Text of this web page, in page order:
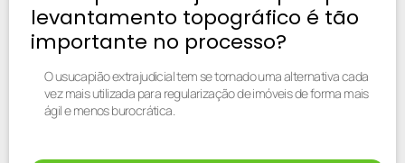
levantamento topográfico é tão
importante no processo?
O usucapião extrajudicial tem se tornado uma alternativa cada
vez mais utilizada para regularização de imóveis de forma mais
ágil e menos burocrática.